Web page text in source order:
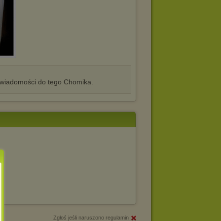
do tego Chomika.
Zgłoś jeśli naruszono regulamin